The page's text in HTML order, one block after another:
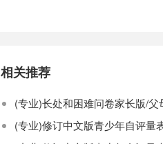
相关推荐
(专业)长处和困难问卷家长版/父
(专业)修订中文版青少年自评量